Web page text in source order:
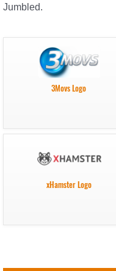
Jumbled.
3Movs Logo
xHamster Logo